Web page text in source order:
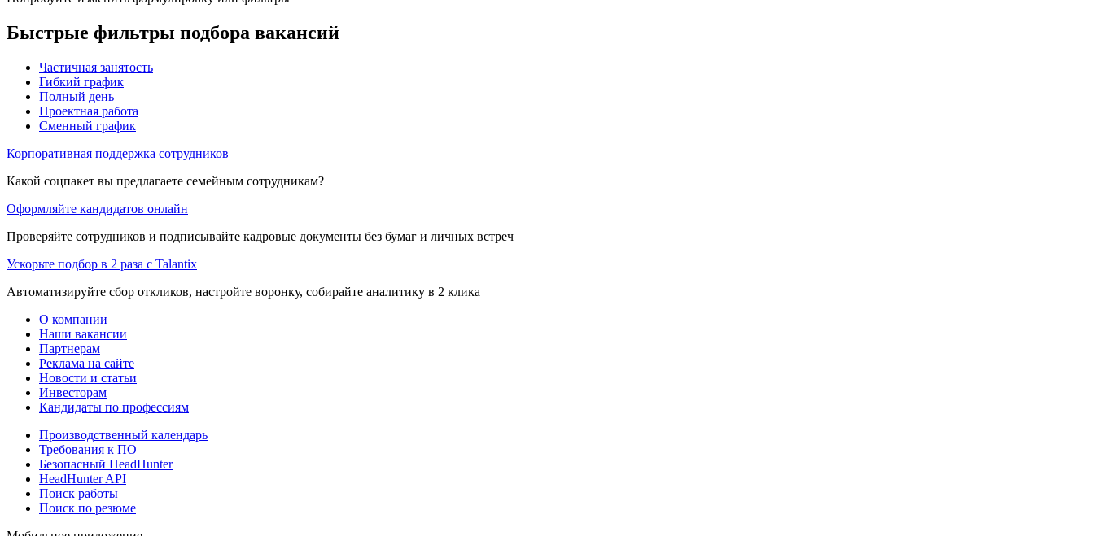
Быстрые фильтры подбора вакансий
Частичная занятость
Гибкий график
Полный день
Проектная работа
Сменный график
Корпоративная поддержка сотрудников
Какой соцпакет вы предлагаете семейным сотрудникам?
Оформляйте кандидатов онлайн
Проверяйте сотрудников и подписывайте кадровые документы без бумаг и личных встреч
Ускорьте подбор в 2 раза с Talantix
Автоматизируйте сбор откликов, настройте воронку, собирайте аналитику в 2 клика
О компании
Наши вакансии
Партнерам
Реклама на сайте
Новости и статьи
Инвесторам
Кандидаты по профессиям
Производственный календарь
Требования к ПО
Безопасный HeadHunter
HeadHunter API
Поиск работы
Поиск по резюме